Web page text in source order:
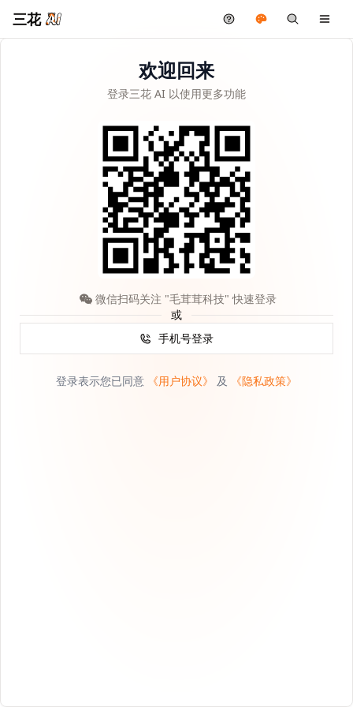
三花
欢迎回来
登录三花 AI 以使用更多功能
手机号登录
或
微信扫码关注 "毛茸茸科技" 快速登录
登录表示您已同意 《用户协议》 及 《隐私政策》